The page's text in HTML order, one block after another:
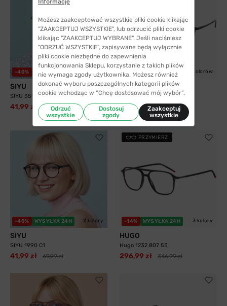
-40% WYSYŁKA 24H 2 kolory
SIYU
SIYU 35117 C9
41,99 zł 69,99 zł
WYSYŁKA 24H 5 kolorów
Solano
Solano 10204 B z nakładką
przeciwsłoneczną z...
299,99 zł
-40% WYSYŁKA 24H 2 kolory
SIYU
SIYU 1990 C1
41,99 zł 69,99 zł
PRZYMIERZ
-14% WYSYŁKA 24H 3 kolory
HUGO
Hugo 1232 807 53
296,99 zł 346,99 zł
Możesz zaakceptować wszystkie pliki cookie klikając
"ZAAKCEPTUJ WSZYSTKIE", lub odrzucić pliki cookie
klikając "ZAAKCEPTUJ WYBRANE". Jeśli naciśniesz
"ODRZUĆ WSZYSTKIE", zapisywane będą wyłącznie
pliki cookie niezbędne do zapewnienia
funkcjonowania Sklepu, korzystanie z takich plików
nie wymaga zgody użytkownika. Możesz również
dokonać wyboru poszczególnych kategorii plików
cookie wchodząc w “Chcę dostosować mój wybór”.
Odrzuć
wszystkie
Dostosuj
zgody
Zaakceptuj
wszystkie